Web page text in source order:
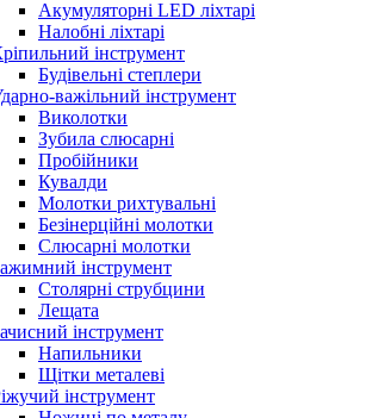
Акумуляторні LED ліхтарі
Налобні ліхтарі
інструмент
Будівельні степлери
важільний інструмент
Виколотки
Зубила слюсарні
Пробійники
Кувалди
Молотки рихтувальні
Безінерційні молотки
Слюсарні молотки
інструмент
Столярні струбцини
Лещата
інструмент
Напильники
Щітки металеві
інструмент